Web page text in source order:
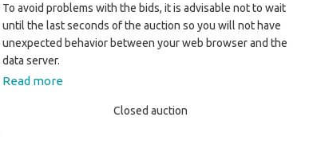
To avoid problems with the bids, it is advisable not to wait
until the last seconds of the auction so you will not have
unexpected behavior between your web browser and the
data server.
Read more
Closed auction